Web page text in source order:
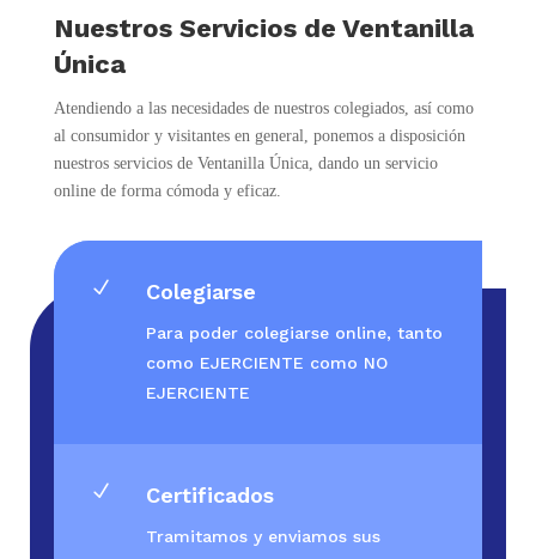
Nuestros Servicios de Ventanilla
Única
Atendiendo a las necesidades de nuestros colegiados, así como
al consumidor y visitantes en general, ponemos a disposición
nuestros servicios de Ventanilla Única, dando un servicio
online de forma cómoda y eficaz.
N Colegiarse
Para poder colegiarse online, tanto
como EJERCIENTE como NO
EJERCIENTE
N Certificados
Tramitamos y enviamos sus